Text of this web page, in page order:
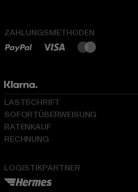
ZAHLUNGSMETHODEN
LOGISTIKPARTNER
LASTSCHRIFT
SOFORTÜBERWEISUNG
RATENKAUF
RECHNUNG